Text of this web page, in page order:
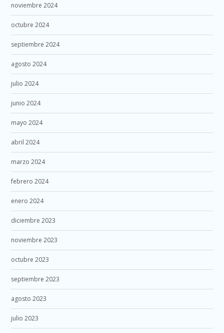
noviembre 2024
octubre 2024
septiembre 2024
agosto 2024
julio 2024
junio 2024
mayo 2024
abril 2024
marzo 2024
febrero 2024
enero 2024
diciembre 2023
noviembre 2023
octubre 2023
septiembre 2023
agosto 2023
julio 2023